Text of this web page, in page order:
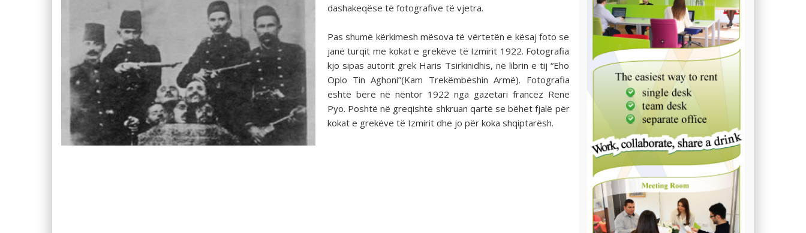
dashakeqëse të fotografive të vjetra.
Pas shumë kërkimesh mësova të vërtetën e kësaj foto se
janë turqit me kokat e grekëve të Izmirit 1922. Fotografia
kjo sipas autorit grek Haris Tsirkinidhis, në librin e tij “Eho
Oplo Tin Aghoni”(Kam Trekëmbëshin Armë). Fotografia
është bërë në nëntor 1922 nga gazetari francez Rene
Pyo. Poshtë në greqishtë shkruan qartë se bëhet fjalë për
kokat e grekëve të Izmirit dhe jo për koka shqiptarësh.